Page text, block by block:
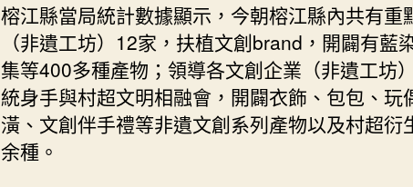
榕江縣當局統計數據顯示，今朝榕江縣內共有重
（非遺工坊）12家，扶植文創brand，開闢有藍
集等400多種產物；領導各文創企業（非遺工坊
統身手與村超文明相融會，開闢衣飾、包包、玩
潢、文創伴手禮等非遺文創系列產物以及村超衍
余種。